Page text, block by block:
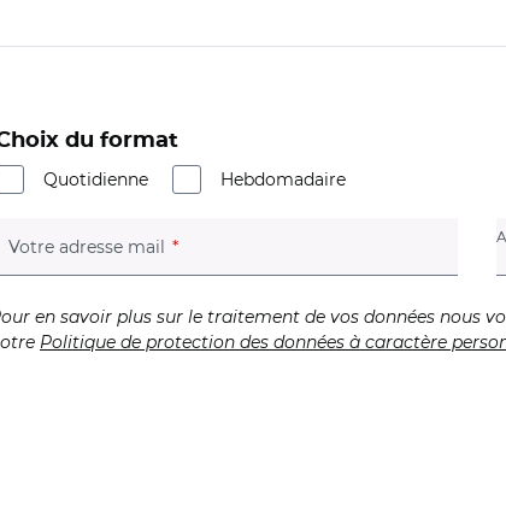
du format
Quotidienne
Hebdomadaire
Votre adresse mail (champ obligatoire)
en savoir plus sur le traitement de vos données nous
Politique de protection des données à caractère